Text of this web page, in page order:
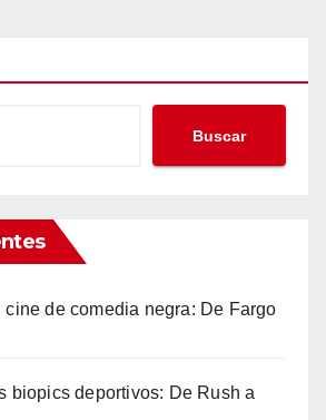
Buscar
cine de comedia negra: De Fargo
biopics deportivos: De Rush a